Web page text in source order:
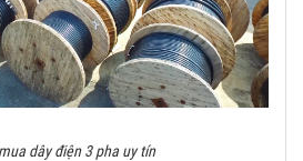
dây điện 3 pha uy tín